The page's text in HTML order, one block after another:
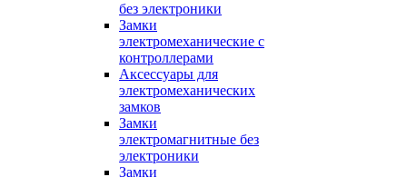
без электроники
Замки
электромеханические с
контроллерами
Аксессуары для
электромеханических
замков
Замки
электромагнитные без
электроники
Замки